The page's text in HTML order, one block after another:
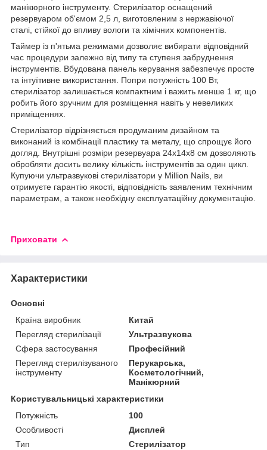
манікюрного інструменту. Стерилізатор оснащений
резервуаром об'ємом 2,5 л, виготовленим з нержавіючої
сталі, стійкої до впливу вологи та хімічних компонентів.
Таймер із п'ятьма режимами дозволяє вибирати відповідний
час процедури залежно від типу та ступеня забруднення
інструментів. Вбудована панель керування забезпечує просте
та інтуїтивне використання. Попри потужність 100 Вт,
стерилізатор залишається компактним і важить менше 1 кг, що
робить його зручним для розміщення навіть у невеликих
приміщеннях.
Стерилізатор відрізняється продуманим дизайном та
виконаний із комбінації пластику та металу, що спрощує його
догляд. Внутрішні розміри резервуара 24х14х8 см дозволяють
обробляти досить велику кількість інструментів за один цикл.
Купуючи ультразвукові стерилізатори у Milliоn Nails, ви
отримуєте гарантію якості, відповідність заявленим технічним
параметрам, а також необхідну експлуатаційну документацію.
Приховати
Характеристики
Основні
Країна виробник
Китай
Перегляд стерилізації
Ультразвукова
Сфера застосування
Професійний
Перегляд стерилізуваного
інструменту
Перукарська,
Косметологічний,
Манікюрний
Користувальницькі характеристики
Потужність
100
Особливості
Дисплей
Тип
Стерилізатор